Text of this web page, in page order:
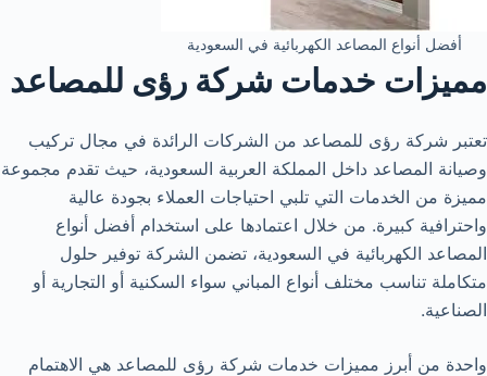
أفضل أنواع المصاعد الكهربائية في السعودية
مميزات خدمات شركة رؤى للمصاعد
تعتبر شركة رؤى للمصاعد من الشركات الرائدة في مجال تركيب
وصيانة المصاعد داخل المملكة العربية السعودية، حيث تقدم مجموعة
مميزة من الخدمات التي تلبي احتياجات العملاء بجودة عالية
واحترافية كبيرة. من خلال اعتمادها على استخدام أفضل أنواع
المصاعد الكهربائية في السعودية، تضمن الشركة توفير حلول
متكاملة تناسب مختلف أنواع المباني سواء السكنية أو التجارية أو
الصناعية.
واحدة من أبرز مميزات خدمات شركة رؤى للمصاعد هي الاهتمام